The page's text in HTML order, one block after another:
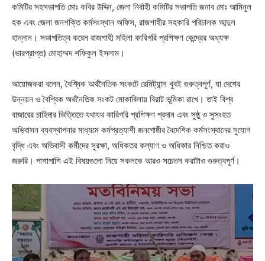
কমিটির সহসভাপতি মোঃ কবির উদ্দিন, জেলা নির্বাহী কমিটির সভাপতি জনাব মোঃ আমিনুল
হক এবং জেলা জনশক্তি কর্মসংস্থান অফিস, রাজশাহীর সহকারি পরিচালক আব্দুল
হান্নান। সভাপতিত্ব করেন রাজশাহী মহিলা কারিগরি প্রশিক্ষণ কেন্দ্রের অধ্যক্ষ
(ভারপ্রাপ্ত) মোহাম্মদ শফিকুল ইসলাম।
আয়োজকরা বলেন, বৈশ্বিক অর্থনৈতিক সংকটে রেমিট্যান্স খুবই গুরুত্বপূর্ণ, যা দেশের
উন্নয়ন ও বৈশ্বিক অর্থনৈতিক সংকট মোকাবিলায় বিরাট ভূমিকা রাখে। তাই বিশ্ব
বাজারের চাহিদার ভিত্তিতে যথাযথ কারিগরি প্রশিক্ষণ প্রদান এবং সুষ্ঠু ও সুসংহত
অভিবাসন ব্যবস্থাপনার মাধ্যমে কর্মপ্রত্যাশী জনগোষ্ঠীর বৈদেশিক কর্মসংস্থানের সুযোগ
বৃদ্ধি এবং অভিবাসী কর্মীদের সুরক্ষা, অধিকতর কল্যাণ ও অধিকার নিশ্চিত করাও
জরুরি। পাশাপাশি এই বিষয়গুলো নিয়ে সকলকে আরও সচেতন করাটাও গুরুত্বপূর্ণ।